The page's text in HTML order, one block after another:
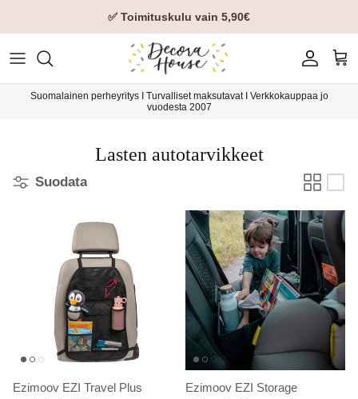
✅ Toimituskulu vain 5,90€
Tili
Suomalainen perheyritys I Turvalliset maksutavat I Verkkokauppaa jo
vuodesta 2007
Lasten autotarvikkeet
Suodata
Ezimoov EZI Travel Plus
Ezimoov EZI Storage